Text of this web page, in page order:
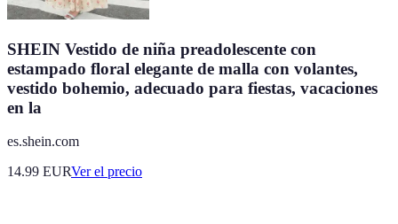
SHEIN Vestido de niña preadolescente con
estampado floral elegante de malla con volantes,
vestido bohemio, adecuado para fiestas, vacaciones
en la
es.shein.com
14.99 EURVer el precio